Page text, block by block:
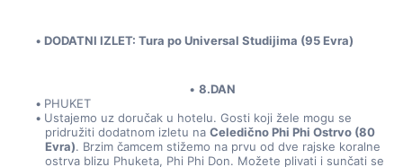
DODATNI IZLET: Tura po Universal Studijima (95 Evra)
8.DAN
PHUKET
Ustajemo uz doručak u hotelu. Gosti koji žele mogu se
pridružiti dodatnom izletu na Celedično Phi Phi Ostrvo (80
Evra). Brzim čamcem stižemo na prvu od dve rajske koralne
ostrva blizu Phuketa, Phi Phi Don. Možete plivati i sunčati se